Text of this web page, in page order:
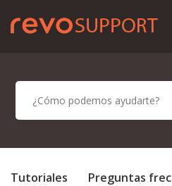
Tutoriales Preguntas